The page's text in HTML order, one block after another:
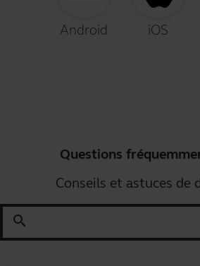
Android iOS
Questions
Conseils et astuces de
search